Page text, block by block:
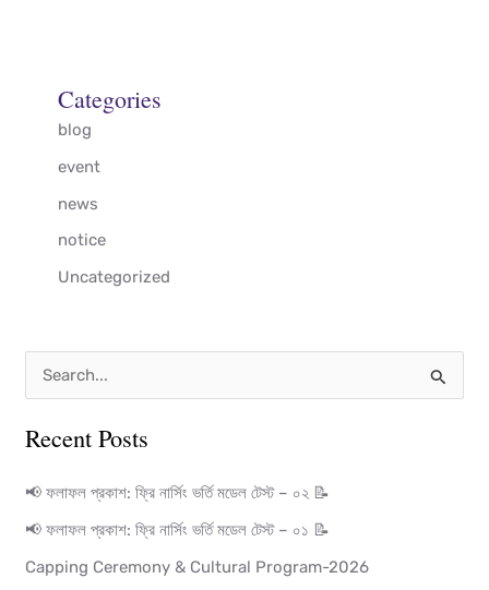
Categories
blog
event
news
notice
Uncategorized
a
f
Recent Posts
📢 ফলাফল প্রকাশ: ফ্রি নার্সিং ভর্তি মডেল টেস্ট – ০২ 📝
📢 ফলাফল প্রকাশ: ফ্রি নার্সিং ভর্তি মডেল টেস্ট – ০১ 📝
Capping Ceremony & Cultural Program-2026